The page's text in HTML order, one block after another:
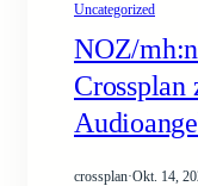
Uncategorized
NOZ/
Crossplan
crossplan·Okt. 14,